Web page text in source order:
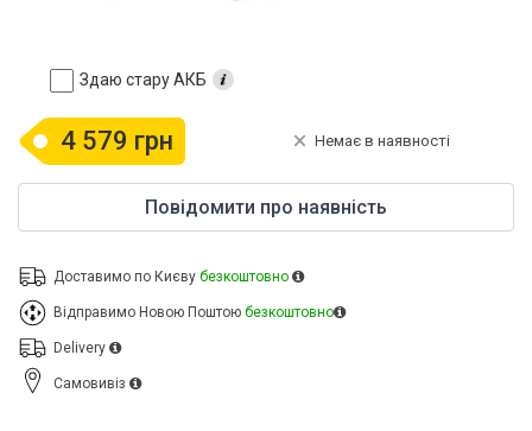
Здаю стару АКБ
4 579 грн Немає в наявності
Повідомити про наявність
Доставимо по Києву безкоштовно
Відправимо Новою Поштою безкоштовно
Delivery
Cамовивіз